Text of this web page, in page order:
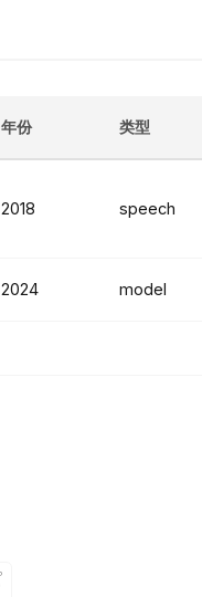
年份 类型
2018 speech
2024 model